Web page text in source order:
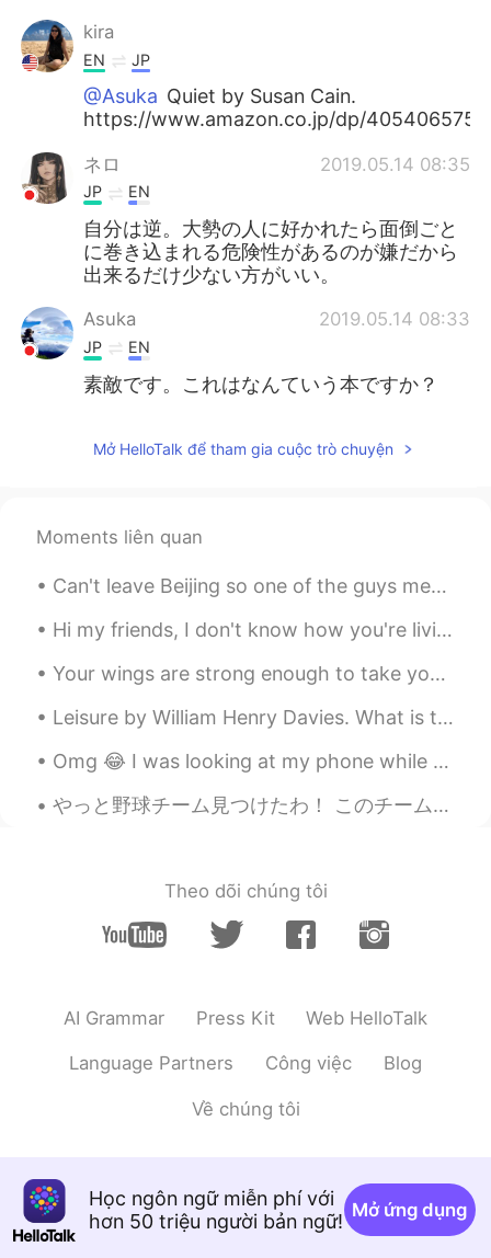
kira
EN JP
@Asuka Quiet by Susan Cain.
https://www.amazon.co.jp/dp/
ネロ 2019.05.14 08:35
JP EN
自分は逆。大勢の人に好かれたら面倒ごと
に巻き込まれる危険性があるのが嫌だから
出来るだけ少ない方がいい。
Asuka 2019.05.14 08:33
JP EN
素敵です。これはなんていう本ですか？
Mở HelloTalk để tham gia cuộc trò chuyện
Moments liên quan
Can't leave Beijing so one of the guys mentioned we should have a chicken wings party 😂 I made ga...
Hi my friends, I don't know how you're living this Quarantine... Because in every country it's di...
Your wings are strong enough to take you on amazing adventures , if only you are brave enough to ...
Leisure by William Henry Davies. What is this life if, full of care, We have no time to stand an...
Omg 😂 I was looking at my phone while I walked I looked up I thought she is a real person 😭😭 ...
やっと野球チーム見つけたわ！ このチームでプレーするのは二回目だけど、スターティングメンバーと打順で1になった😅 6歳からずっと野球やったけど、軟式野球がまだまだ習ってきてない。 軟式はフィール...
Theo dõi chúng tôi
AI Grammar Press Kit Web HelloTalk
Language Partners Công việc Blog
Về chúng tôi
Học ngôn ngữ miễn phí với
hơn 50 triệu người bản ngữ! Mở ứng dụng